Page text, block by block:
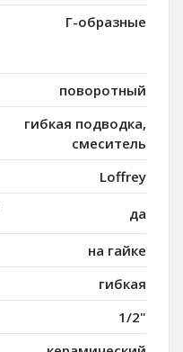
Г-образные
поворотный
гибкая подводка,
смеситель
Loffrey
да
на гайке
гибкая
1/2"